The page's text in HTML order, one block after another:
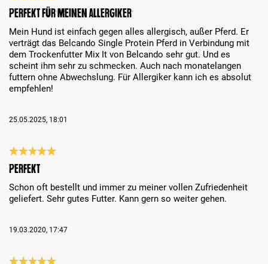
Reseña con calificación de 5 de 5 estrellas
Perfekt für meinen Allergiker
Mein Hund ist einfach gegen alles allergisch, außer Pferd. Er
verträgt das Belcando Single Protein Pferd in Verbindung mit
dem Trockenfutter Mix It von Belcando sehr gut. Und es
scheint ihm sehr zu schmecken. Auch nach monatelangen
futtern ohne Abwechslung. Für Allergiker kann ich es absolut
empfehlen!
25.05.2025, 18:01
Reseña con calificación de 5 de 5 estrellas
Perfekt
Schon oft bestellt und immer zu meiner vollen Zufriedenheit
geliefert. Sehr gutes Futter. Kann gern so weiter gehen.
19.03.2020, 17:47